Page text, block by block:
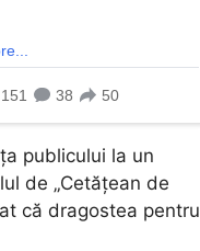
publicului la un
de „Cetățean de
că dragostea pentru